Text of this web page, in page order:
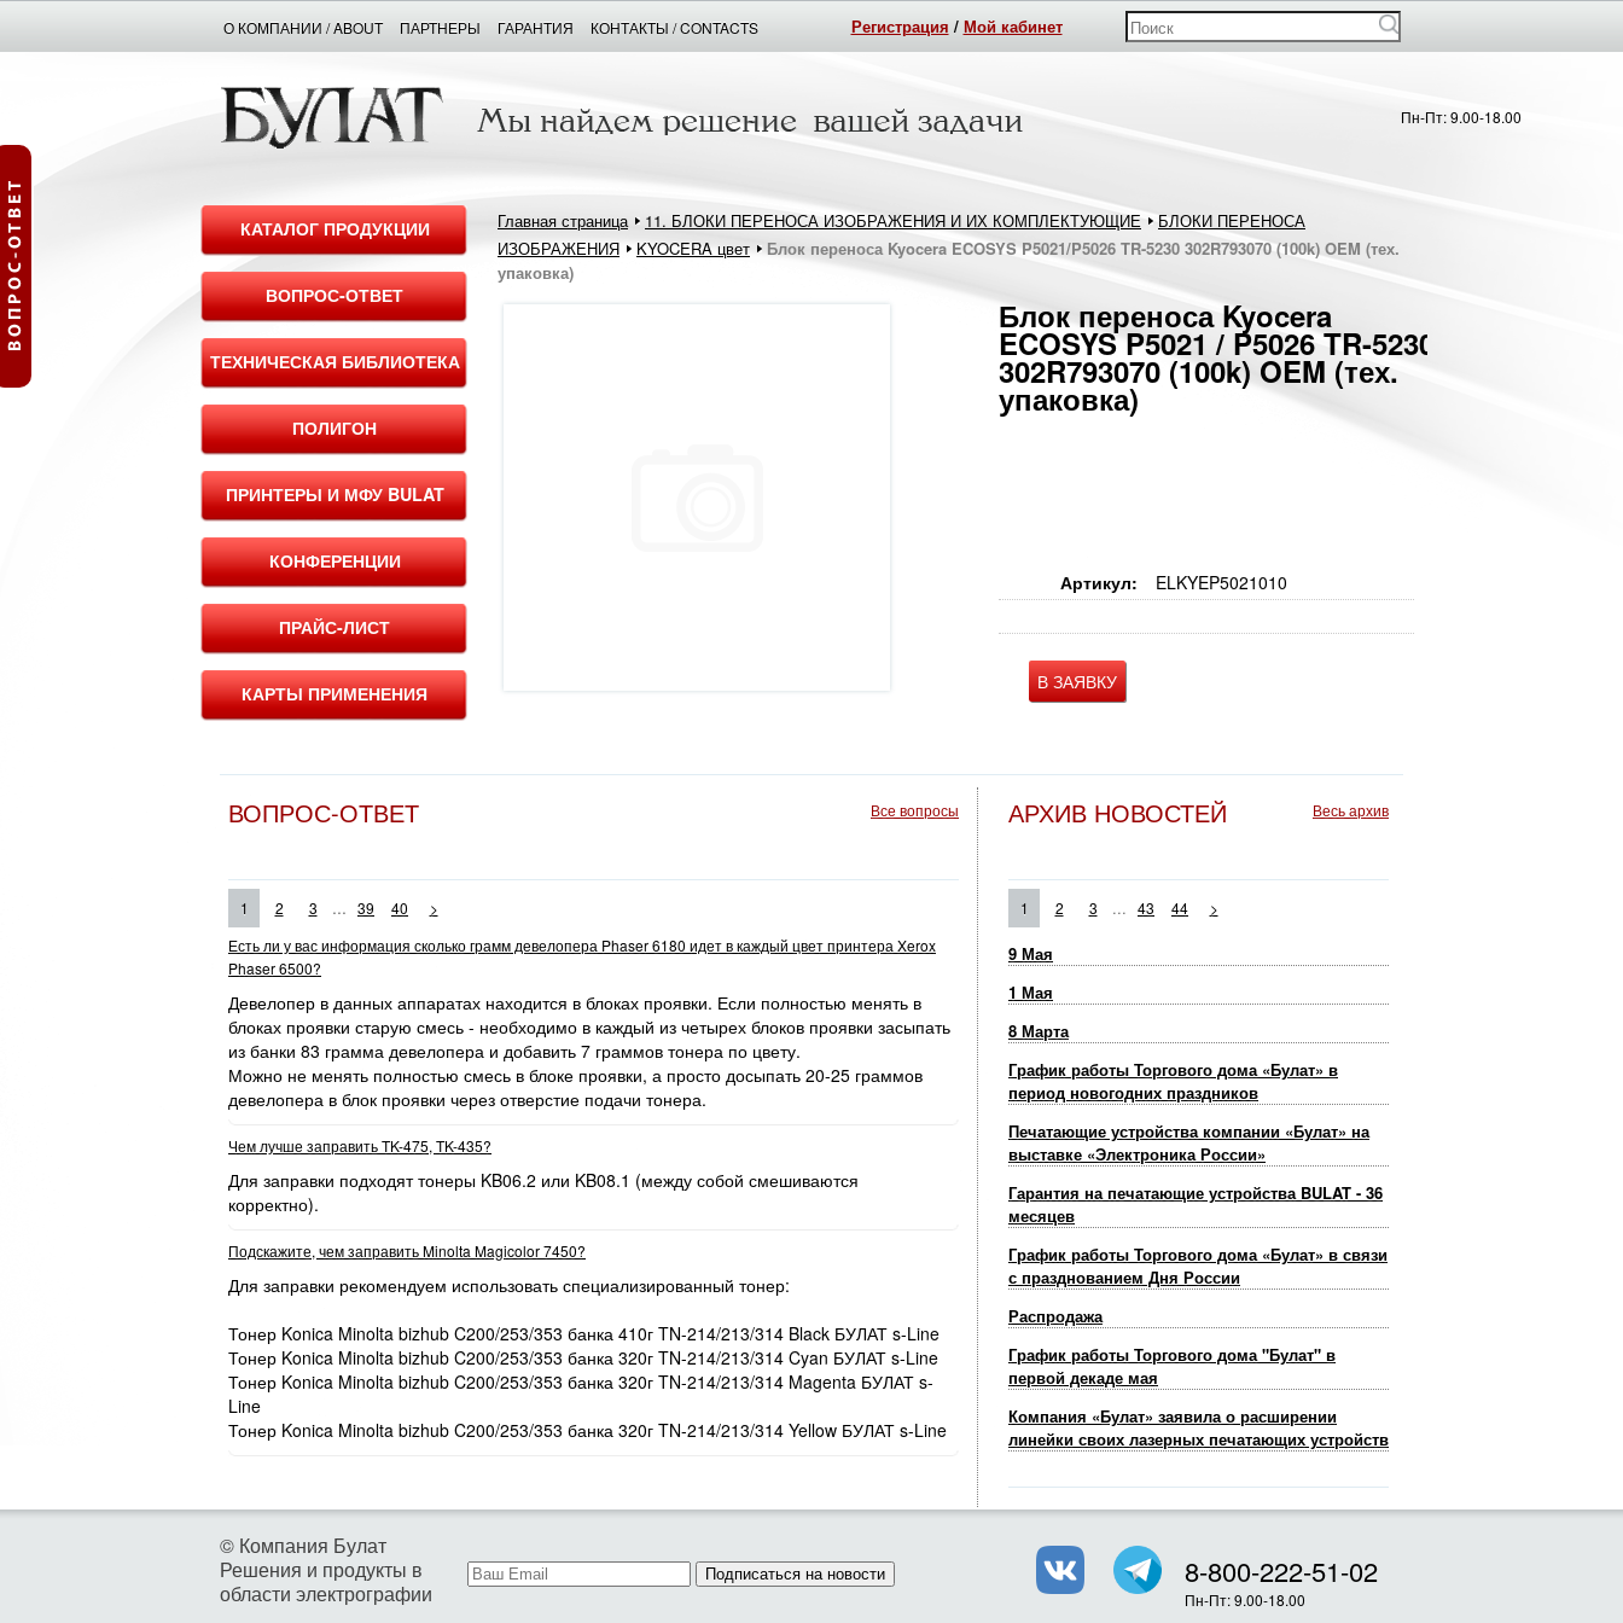
Регистрация / Мой кабинет
О КОМПАНИИ / ABOUT ПАРТНЕРЫ ГАРАНТИЯ КОНТАКТЫ / CONTACTS
Пн-Пт: 9.00-18.00
КАТАЛОГ ПРОДУКЦИИ
ВОПРОС-ОТВЕТ
ТЕХНИЧЕСКАЯ БИБЛИОТЕКА
ПОЛИГОН
ПРИНТЕРЫ И МФУ BULAT
КОНФЕРЕНЦИИ
ПРАЙС-ЛИСТ
КАРТЫ ПРИМЕНЕНИЯ
Главная страница 11. БЛОКИ ПЕРЕНОСА ИЗОБРАЖЕНИЯ И ИХ КОМПЛЕКТУЮЩИЕ
БЛОКИ ПЕРЕНОСА
ИЗОБРАЖЕНИЯ
KYOCERA цвет
Блок переноса Kyocera ECOSYS P5021/P5026 TR-5230 302R793070 (100k) OEM (тех.
упаковка)
Блок переноса Kyocera
ECOSYS P5021 / P5026 TR-5230
302R793070 (100k) OEM (тех.
упаковка)
Артикул: ELKYEP5021010
В ЗАЯВКУ
ВОПРОС-ОТВЕТ Все вопросы
1 2 3 ... 39 40
>
Есть ли у вас информация сколько грамм девелопера Phaser 6180 идет в каждый цвет принтера Xerox
Phaser 6500?
Девелопер в данных аппаратах находится в блоках проявки. Если полностью менять в
блоках проявки старую смесь - необходимо в каждый из четырех блоков проявки засыпать
из банки 83 грамма девелопера и добавить 7 граммов тонера по цвету.
Можно не менять полностью смесь в блоке проявки, а просто досыпать 20-25 граммов
девелопера в блок проявки через отверстие подачи тонера.
Чем лучше заправить TK-475, TK-435?
Для заправки подходят тонеры KB06.2 или KB08.1 (между собой смешиваются
корректно).
Подскажите, чем заправить Minolta Magicolor 7450?
Для заправки рекомендуем использовать специализированный тонер:
Тонер Konica Minolta bizhub C200/253/353 банка 410г TN-214/213/314 Black БУЛАТ s-Line
Тонер Konica Minolta bizhub C200/253/353 банка 320г TN-214/213/314 Cyan БУЛАТ s-Line
Тонер Konica Minolta bizhub C200/253/353 банка 320г TN-214/213/314 Magenta БУЛАТ s-
Line
Тонер Konica Minolta bizhub C200/253/353 банка 320г TN-214/213/314 Yellow БУЛАТ s-Line
АРХИВ НОВОСТЕЙ Весь архив
1 2 3 ... 43 44 >
9 Мая
1 Мая
8 Марта
График работы Торгового дома «Булат» в
период новогодних праздников
Печатающие устройства компании «Булат» на
выставке «Электроника России»
Гарантия на печатающие устройства BULAT - 36
месяцев
График работы Торгового дома «Булат» в связи
с празднованием Дня России
Распродажа
График работы Торгового дома "Булат" в
первой декаде мая
Компания «Булат» заявила о расширении
линейки своих лазерных печатающих устройств
© Компания Булат
Решения и продукты в
области электрографии
Подписаться на новости 8-800-222-51-02
Пн-Пт: 9.00-18.00